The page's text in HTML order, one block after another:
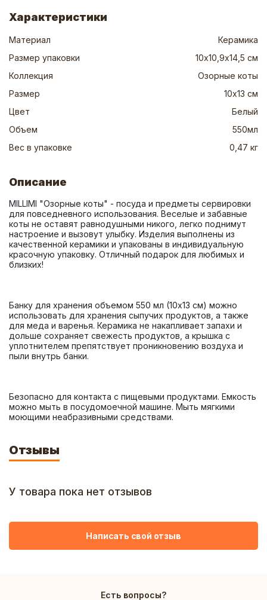
Характеристики
Материал
Керамика
Размер упаковки
10х10,9х14,5 см
Коллекция
Озорные коты
Размер
10х13 см
Цвет
Белый
Объем
550мл
Вес в упаковке
0,47 кг
Описание
MILLIMI "Озорные коты" - посуда и предметы сервировки
для повседневного использования. Веселые и забавные
коты не оставят равнодушными никого, легко поднимут
настроение и вызовут улыбку. Изделия выполнены из
качественной керамики и упакованы в индивидуальную
красочную упаковку. Отличный подарок для любимых и
Банку для хранения объемом 550 мл (10х13 см) можно
использовать для хранения сыпучих продуктов, а также
для меда и варенья. Керамика не накапливает запахи и
дольше сохраняет свежесть продуктов, а крышка с
уплотнителем препятствует проникновению воздуха и
Безопасно для контакта с пищевыми продуктами. Емкость
можно мыть в посудомоечной машине. Мыть мягкими
моющими неабразивными средствами.
Отзывы
У товара пока нет отзывов
Написать свой отзыв
Есть вопросы?